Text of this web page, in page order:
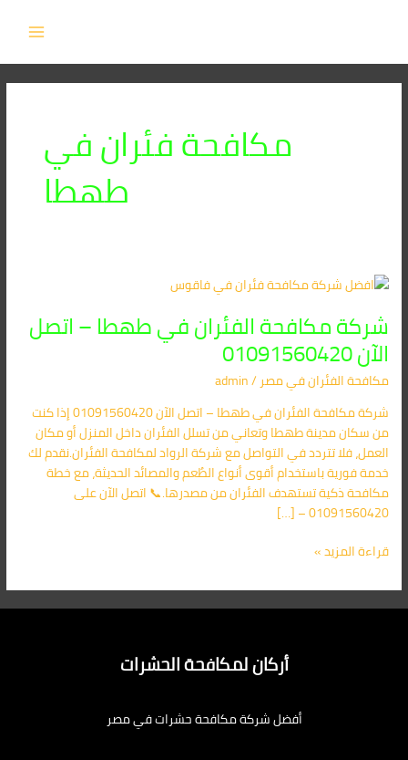
مكافحة فئران في
طهطا
شركة مكافحة الفئران في طهطا – اتصل
الآن 01091560420
مكافحة الفئران​ في مصر/
admin
شركة مكافحة الفئران في طهطا – اتصل الآن 01091560420 إذا كنت
من سكان مدينة طهطا وتعاني من تسلل الفئران داخل المنزل أو مكان
العمل، فلا تتردد في التواصل مع شركة الرواد لمكافحة الفئران.نقدم لك
خدمة فورية باستخدام أقوى أنواع الطُعم والمصائد الحديثة، مع خطة
مكافحة ذكية تستهدف الفئران من مصدرها.📞 اتصل الآن على
01091560420 – […]
شركة
الفئران
في
طهطا
–
اتصل
الآن
01091560420
قراءة المزيد »
أركان لمكافحة الحشرات
أفضل شركة مكافحة حشرات في مصر